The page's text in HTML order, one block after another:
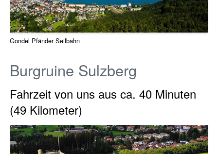
Gondel Pfänder Seilbahn
Burgruine Sulzberg
Fahrzeit von uns aus ca. 40 Minuten
(49 Kilometer)